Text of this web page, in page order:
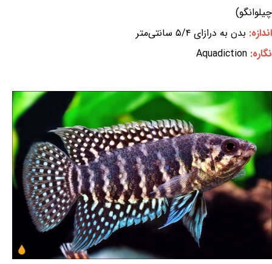
چیلوانگو)
اندازه: بدن به درازای ۵/۴ سانتی‌متر
نگاره: Aquadiction